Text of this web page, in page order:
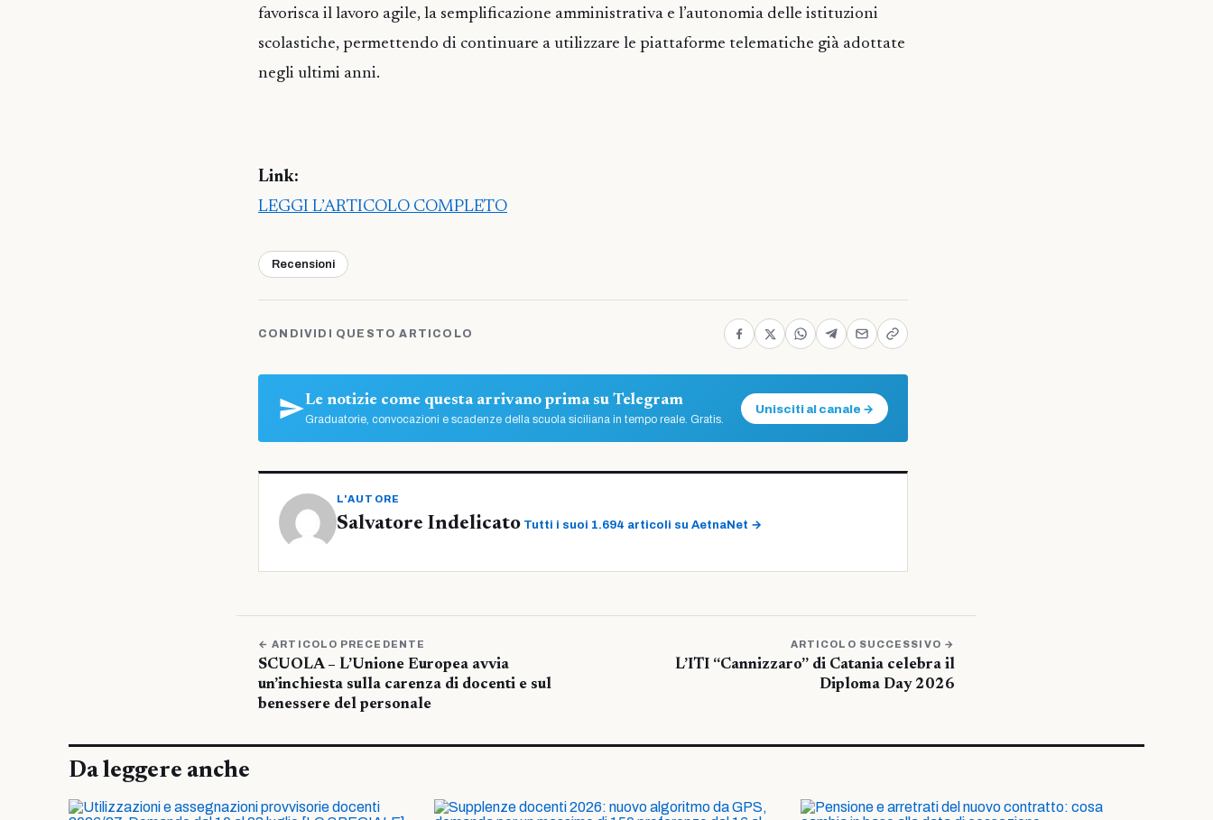
favorisca il lavoro agile, la semplificazione amministrativa e l’autonomia delle istituzioni
scolastiche, permettendo di continuare a utilizzare le piattaforme telematiche già adottate
negli ultimi anni.
Link:
LEGGI L’ARTICOLO COMPLETO
Recensioni
CONDIVIDI QUESTO ARTICOLO
Le notizie come questa arrivano prima su Telegram
Graduatorie, convocazioni e scadenze della scuola siciliana in tempo reale. Gratis.
Unisciti al canale →
L'AUTORE
Salvatore Indelicato Tutti i suoi 1.694 articoli su AetnaNet →
← ARTICOLO PRECEDENTE
SCUOLA – L’Unione Europea avvia
un’inchiesta sulla carenza di docenti e sul
benessere del personale
ARTICOLO SUCCESSIVO →
L’ITI “Cannizzaro” di Catania celebra il
Diploma Day 2026
Da leggere anche